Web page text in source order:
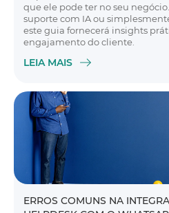
​​que ele pode ter no seu
suporte com IA ou
este guia fornecerá insights
engajamento do cliente.
LEIA MAIS
ERROS COMUNS NA